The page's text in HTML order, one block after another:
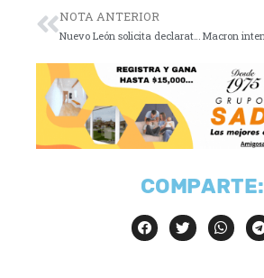
NOTA ANTERIOR
COMPARTE: